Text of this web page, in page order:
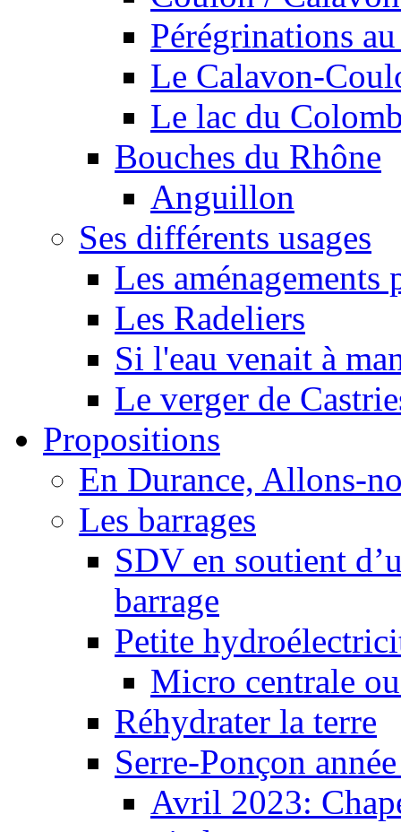
Pérégrinations
Le Calavon-
Le lac du
Bouches du Rhône
Anguillon
Ses différents usages
Les
Les Radeliers
Si l'eau venait à
Le verger de
Propositions
En Durance, Allons-
Les barrages
SDV en soutient
barrage
Petite
Micro centrale
Réhydrater la terre
Serre-Ponçon
Avril 2023: